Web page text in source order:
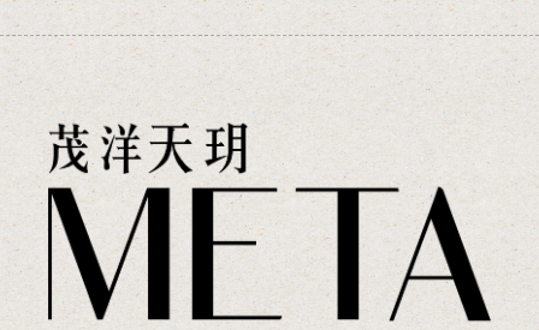
最新消息
NEWS
工程進度
WORK
客服中心
SERVICE